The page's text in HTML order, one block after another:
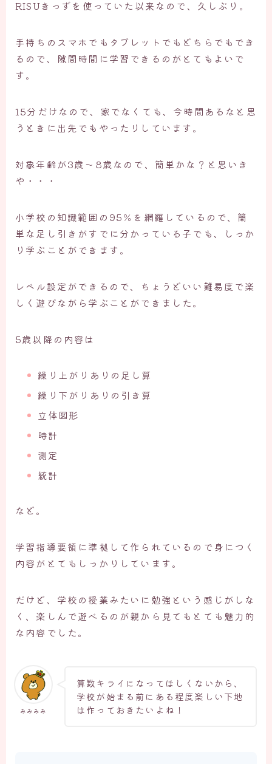
RISUきっずを使っていた以来なので、久しぶり。
手持ちのスマホでもタブレットでもどちらでもでき
るので、隙間時間に学習できるのがとてもよいで
す。
15分だけなので、家でなくても、今時間あるなと思
うときに出先でもやったりしています。
対象年齢が3歳～8歳なので、簡単かな？と思いき
や・・・
小学校の知識範囲の95％を網羅しているので、簡
単な足し引きがすでに分かっている子でも、しっか
り学ぶことができます。
レベル設定ができるので、ちょうどいい難易度で楽
しく遊びながら学ぶことができました。
5歳以降の内容は
繰り上がりありの足し算
繰り下がりありの引き算
立体図形
時計
測定
統計
など。
学習指導要領に準拠して作られているので身につく
内容がとてもしっかりしています。
だけど、学校の授業みたいに勉強という感じがしな
く、楽しんで遊べるのが親から見てもとても魅力的
な内容でした。
みみみみ
算数キライになってほしくないから、
学校が始まる前にある程度楽しい下地
は作っておきたいよね！